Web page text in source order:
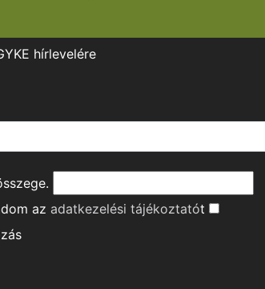
hírlevelére
az adatkezelési tájékoztatót